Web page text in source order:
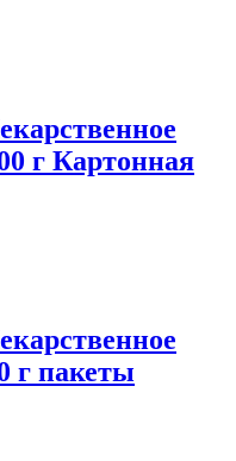
г Картонная
г пакеты